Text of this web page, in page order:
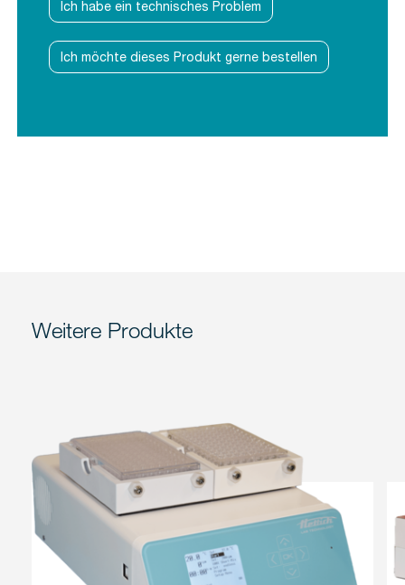
Ich habe ein technisches Problem
Ich möchte dieses Produkt gerne bestellen
Weitere Produkte